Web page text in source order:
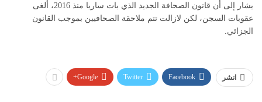
يشار إلى أن قانون الصحافة الجديد الذي بات ساريا منذ 2016، ألغى
عقوبات السجن، لكن لازالت تتم ملاحقة الصحافيين بموجب القانون
الجزائي.
انشر Facebook
Twitter
Google+